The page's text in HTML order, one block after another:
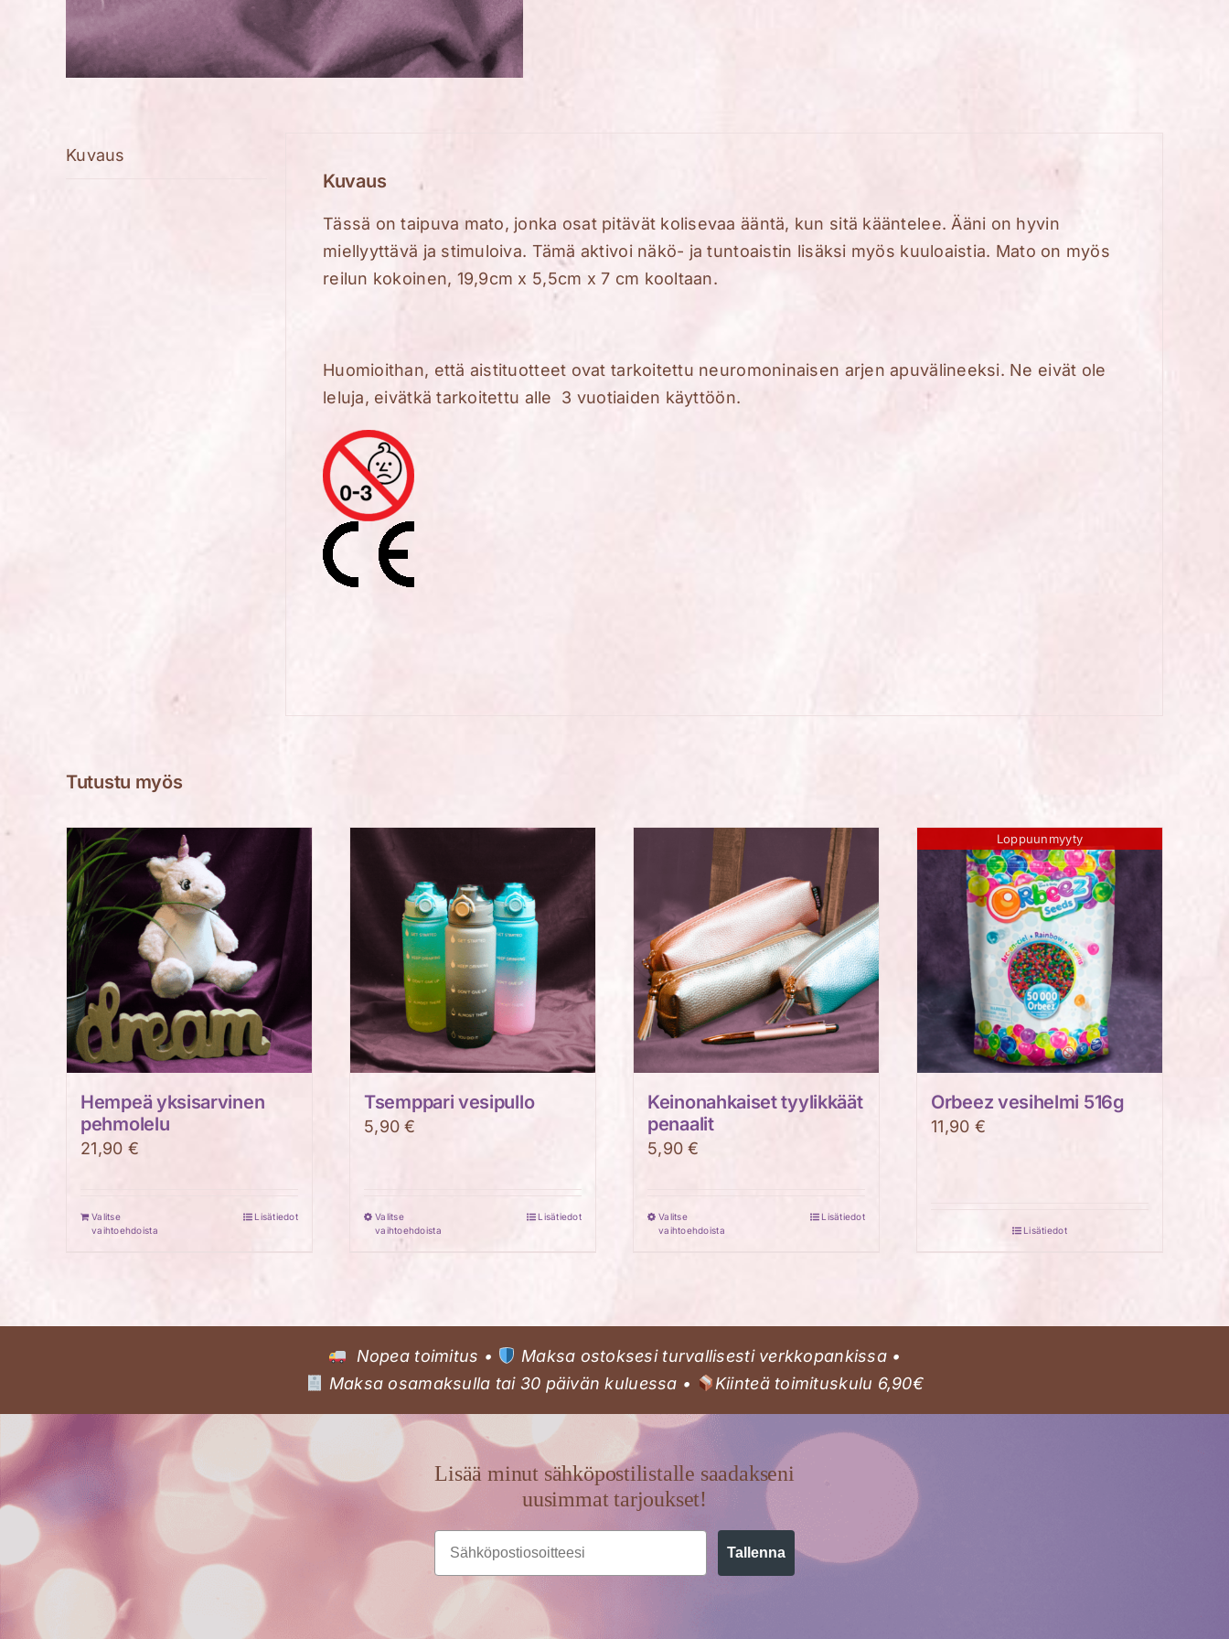
Kuvaus
Kuvaus
Tässä on taipuva mato, jonka osat pitävät kolisevaa ääntä, kun sitä kääntelee. Ääni on hyvin
miellyyttävä ja stimuloiva. Tämä aktivoi näkö- ja tuntoaistin lisäksi myös kuuloaistia. Mato on myös
reilun kokoinen, 19,9cm x 5,5cm x 7 cm kooltaan.
Huomioithan, että aistituotteet ovat tarkoitettu neuromoninaisen arjen apuvälineeksi. Ne eivät ole
leluja, eivätkä tarkoitettu alle 3 vuotiaiden käyttöön.
Tutustu myös
Hempeä yksisarvinen
pehmolelu
21,90 €
Valitse
vaihtoehdoista
Lisätiedot
Tsemppari vesipullo
5,90€
Valitse
vaihtoehdoista
tuotteella
muunnelma.
Voit
tehdä
valinnat
tuotteen
sivulla.
Lisätiedot
Keinonahkaiset tyylikkäät
penaalit
5,90€
Valitse
vaihtoehdoista
muunnelma.
Voit
tehdä
valinnat
tuotteen
sivulla.
Lisätiedot
Loppuunmyyty
Orbeez vesihelmi 516g
11,90 €
Lisätiedot
Nopea toimitus •
Maksa ostoksesi turvallisesti verkkopankissa •
Maksa osamaksulla tai 30 päivän kuluessa •
Kiinteä toimituskulu 6,90€
Lisää minut sähköpostilistalle saadakseni
uusimmat tarjoukset!
Email
Tallenna